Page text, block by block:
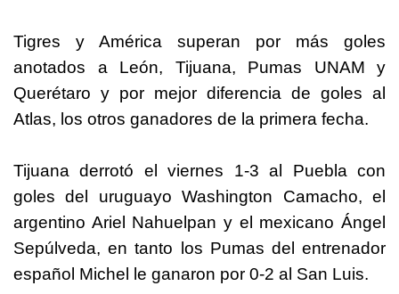
Tigres y América superan por más goles
anotados a León, Tijuana, Pumas UNAM y
Querétaro y por mejor diferencia de goles al
Atlas, los otros ganadores de la primera fecha.
Tijuana derrotó el viernes 1-3 al Puebla con
goles del uruguayo Washington Camacho, el
argentino Ariel Nahuelpan y el mexicano Ángel
Sepúlveda, en tanto los Pumas del entrenador
español Michel le ganaron por 0-2 al San Luis.